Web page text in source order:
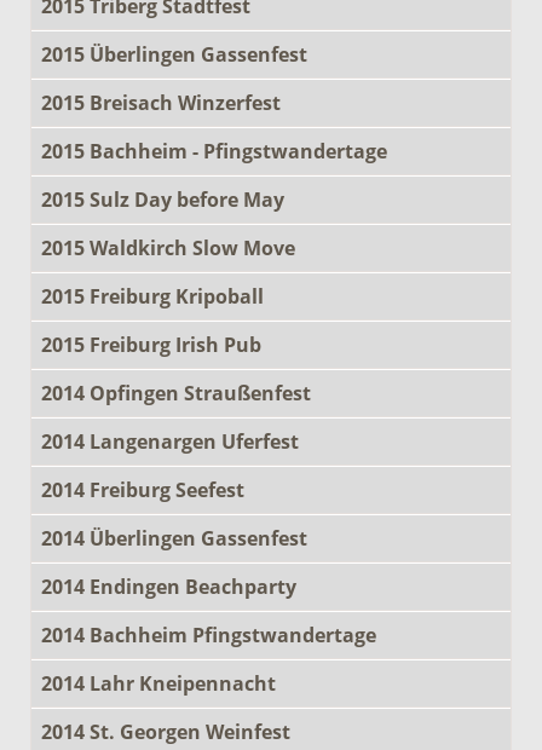
2015 Triberg Stadtfest
2015 Überlingen Gassenfest
2015 Breisach Winzerfest
2015 Bachheim - Pfingstwandertage
2015 Sulz Day before May
2015 Waldkirch Slow Move
2015 Freiburg Kripoball
2015 Freiburg Irish Pub
2014 Opfingen Straußenfest
2014 Langenargen Uferfest
2014 Freiburg Seefest
2014 Überlingen Gassenfest
2014 Endingen Beachparty
2014 Bachheim Pfingstwandertage
2014 Lahr Kneipennacht
2014 St. Georgen Weinfest